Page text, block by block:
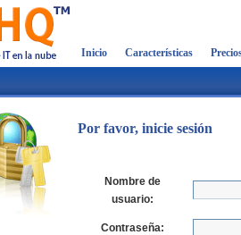
Inicio Características
Por favor, inicie sesión
Nombre de
usuario:
Contraseña: